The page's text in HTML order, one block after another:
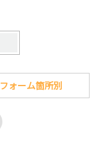
ォーム箇所別